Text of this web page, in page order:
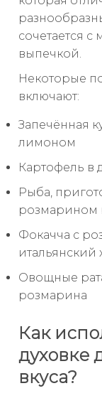
сочетается
выпечкой.
Некоторые
включают:
Запечённая
лимоном
Картофель в
Рыба,
розмарином
Фокачча с
итальянский
Овощные
розмарина
Как
духовке
вкуса?